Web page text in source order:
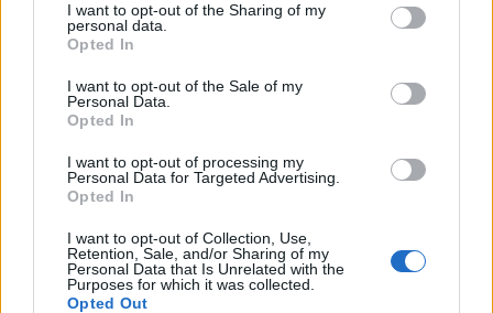
not limited to your visit or usage behaviour. You may click to
grant or deny consent to Google and its third-party tags to
use your data for below specified purposes in below Google
consent section.
I want to opt-out of the Sharing of my
personal data.
Opted In
I want to opt-out of the Sale of my
Personal Data.
Opted In
I want to opt-out of processing my
Personal Data for Targeted Advertising.
Opted In
I want to opt-out of Collection, Use,
Retention, Sale, and/or Sharing of my
Personal Data that Is Unrelated with the
Purposes for which it was collected.
Opted Out